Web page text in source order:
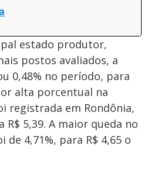
estado produtor,
postos avaliados, a
0,48% no período, para
alta porcentual na
registrada em Rondônia,
5,39. A maior queda no
de 4,71%, para R$ 4,65 o